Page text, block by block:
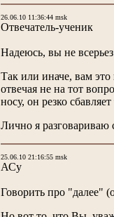
26.06.10 11:36:44 msk
Отвечатель-ученик
Надеюсь, вы не
Так или иначе, вам это
отвечая не на тот
носу, он резко
Лично я разговариваю
25.06.10 21:16:55 msk
АСу
Говорить про "далее"